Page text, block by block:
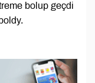
bolup geçdi